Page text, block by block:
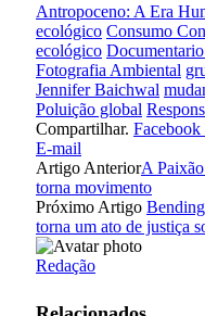
Antropoceno: A Era
ecológico Consumo
ecológico
Fotografia Ambiental
Jennifer Baichwal
Poluição global
Compartilhar. Facebook
E-mail
Artigo AnteriorA
torna movimento
Próximo Artigo
torna um ato de justiça
Redação